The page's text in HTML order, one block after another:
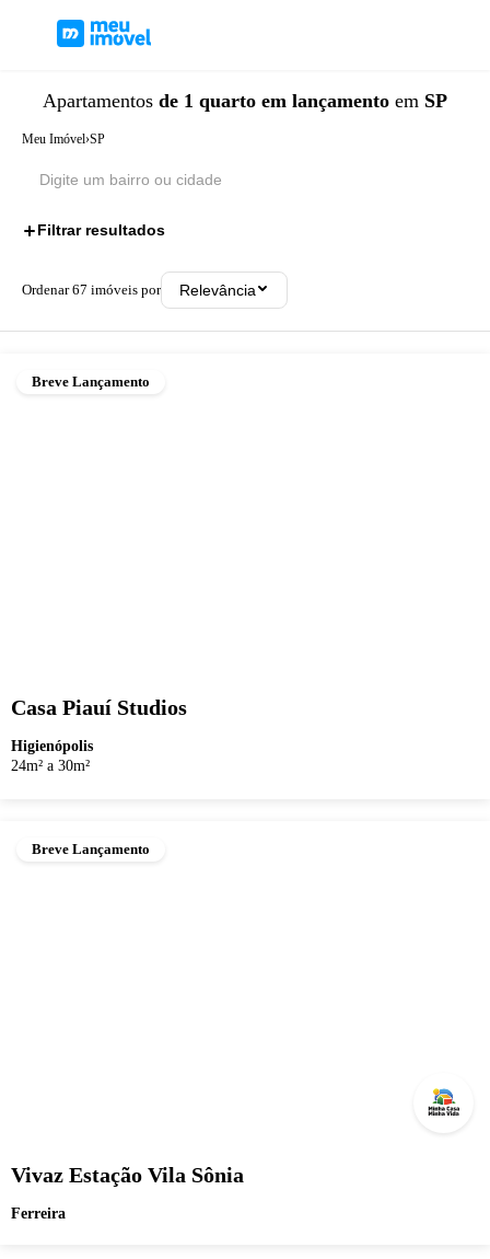
Apartamentos de 1 quarto em lançamento em SP
Meu Imóvel›SP
Filtrar resultados
Ordenar67 imóveis por Relevância
Breve Lançamento
Casa Piauí Studios
Higienópolis
24m² a 30m²
Breve Lançamento
Vivaz Estação Vila Sônia
Ferreira